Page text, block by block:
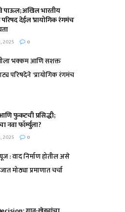
पाऊल; अखिल भारतीय
परिषद देईल ‘प्रायोगिक रंगमंच
2025 0
भक्कम आणि सशक्त
परिषदेने 'प्रायोगिक रंगमंच
फुकटची प्रसिद्धी;
नवा फॉर्म्युला?
2025 0
: वाद निर्माण होतील असे
मोठ्या प्रमाणात चर्चा